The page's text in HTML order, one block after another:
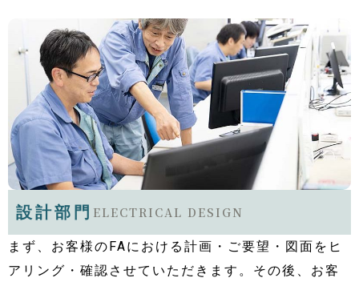
設計部門 ELECTRICAL DESIGN
まず、お客様のFAにおける計画・ご要望・図面をヒ
アリング・確認させていただきます。その後、お客